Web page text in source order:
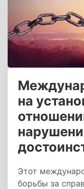
на
Этот
борьбы за